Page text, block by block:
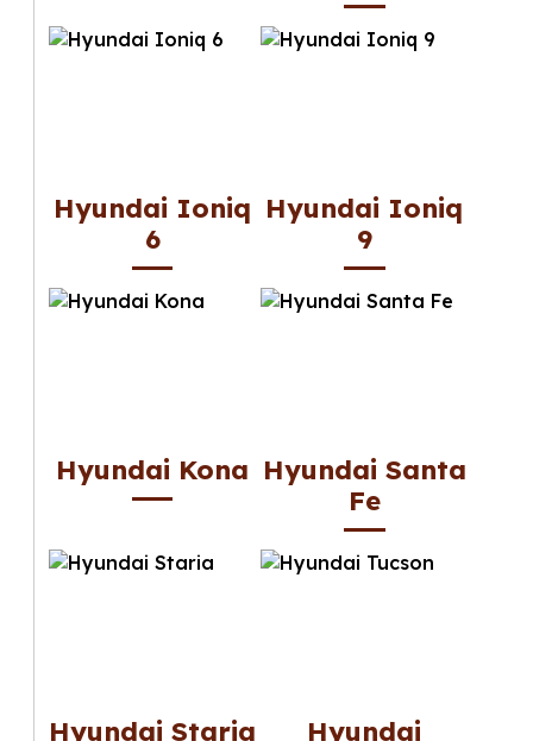
Hyundai Ioniq
6
Hyundai Ioniq
9
Hyundai Kona Hyundai Santa
Fe
Hyundai Staria
Hyundai